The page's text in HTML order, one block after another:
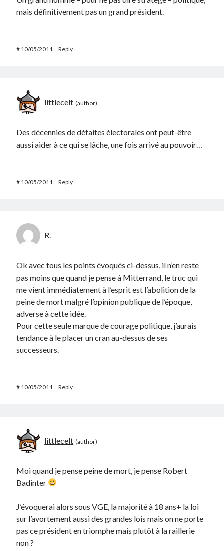
mais définitivement pas un grand président.
# 10/05/2011 Reply
littlecelt
Des décennies de défaites électorales ont peut-être
aussi aider à ce qui se lâche, une fois arrivé au pouvoir…
# 10/05/2011 Reply
R.
Ok avec tous les points évoqués ci-dessus, il n’en reste
pas moins que quand je pense à Mitterrand, le truc qui
me vient immédiatement à l’esprit est l’abolition de la
peine de mort malgré l’opinion publique de l’époque,
adverse à cette idée.
Pour cette seule marque de courage politique, j’aurais
tendance à le placer un cran au-dessus de ses
successeurs.
# 10/05/2011 Reply
littlecelt
Moi quand je pense peine de mort, je pense Robert
Badinter
J’évoquerai alors sous VGE, la majorité à 18 ans+ la loi
sur l’avortement aussi des grandes lois mais on ne porte
pas ce président en triomphe mais plutôt à la raillerie
non ?